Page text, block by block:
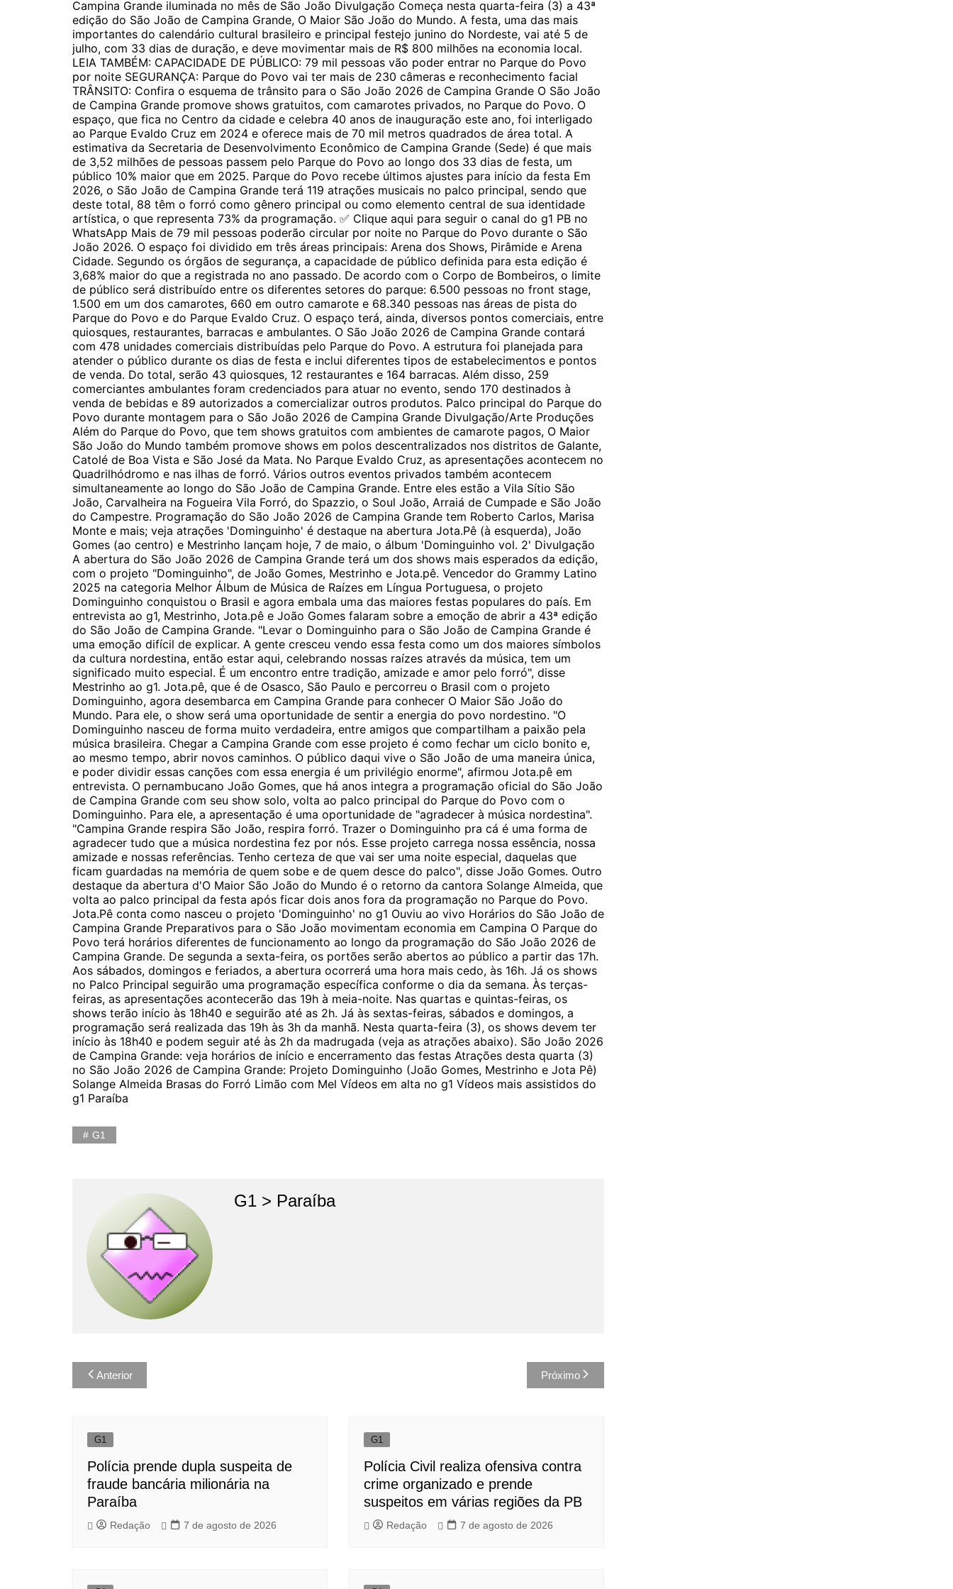
Campina Grande iluminada no mês de São João Divulgação Começa nesta quarta-feira (3) a 43ª
edição do São João de Campina Grande, O Maior São João do Mundo. A festa, uma das mais
importantes do calendário cultural brasileiro e principal festejo junino do Nordeste, vai até 5 de
julho, com 33 dias de duração, e deve movimentar mais de R$ 800 milhões na economia local.
LEIA TAMBÉM: CAPACIDADE DE PÚBLICO: 79 mil pessoas vão poder entrar no Parque do Povo
por noite SEGURANÇA: Parque do Povo vai ter mais de 230 câmeras e reconhecimento facial
TRÂNSITO: Confira o esquema de trânsito para o São João 2026 de Campina Grande O São João
de Campina Grande promove shows gratuitos, com camarotes privados, no Parque do Povo. O
espaço, que fica no Centro da cidade e celebra 40 anos de inauguração este ano, foi interligado
ao Parque Evaldo Cruz em 2024 e oferece mais de 70 mil metros quadrados de área total. A
estimativa da Secretaria de Desenvolvimento Econômico de Campina Grande (Sede) é que mais
de 3,52 milhões de pessoas passem pelo Parque do Povo ao longo dos 33 dias de festa, um
público 10% maior que em 2025. Parque do Povo recebe últimos ajustes para início da festa Em
2026, o São João de Campina Grande terá 119 atrações musicais no palco principal, sendo que
deste total, 88 têm o forró como gênero principal ou como elemento central de sua identidade
artística, o que representa 73% da programação. ✅ Clique aqui para seguir o canal do g1 PB no
WhatsApp Mais de 79 mil pessoas poderão circular por noite no Parque do Povo durante o São
João 2026. O espaço foi dividido em três áreas principais: Arena dos Shows, Pirâmide e Arena
Cidade. Segundo os órgãos de segurança, a capacidade de público definida para esta edição é
3,68% maior do que a registrada no ano passado. De acordo com o Corpo de Bombeiros, o limite
de público será distribuído entre os diferentes setores do parque: 6.500 pessoas no front stage,
1.500 em um dos camarotes, 660 em outro camarote e 68.340 pessoas nas áreas de pista do
Parque do Povo e do Parque Evaldo Cruz. O espaço terá, ainda, diversos pontos comerciais, entre
quiosques, restaurantes, barracas e ambulantes. O São João 2026 de Campina Grande contará
com 478 unidades comerciais distribuídas pelo Parque do Povo. A estrutura foi planejada para
atender o público durante os dias de festa e inclui diferentes tipos de estabelecimentos e pontos
de venda. Do total, serão 43 quiosques, 12 restaurantes e 164 barracas. Além disso, 259
comerciantes ambulantes foram credenciados para atuar no evento, sendo 170 destinados à
venda de bebidas e 89 autorizados a comercializar outros produtos. Palco principal do Parque do
Povo durante montagem para o São João 2026 de Campina Grande Divulgação/Arte Produções
Além do Parque do Povo, que tem shows gratuitos com ambientes de camarote pagos, O Maior
São João do Mundo também promove shows em polos descentralizados nos distritos de Galante,
Catolé de Boa Vista e São José da Mata. No Parque Evaldo Cruz, as apresentações acontecem no
Quadrilhódromo e nas ilhas de forró. Vários outros eventos privados também acontecem
simultaneamente ao longo do São João de Campina Grande. Entre eles estão a Vila Sítio São
João, Carvalheira na Fogueira Vila Forró, do Spazzio, o Soul João, Arraiá de Cumpade e São João
do Campestre. Programação do São João 2026 de Campina Grande tem Roberto Carlos, Marisa
Monte e mais; veja atrações 'Dominguinho' é destaque na abertura Jota.Pê (à esquerda), João
Gomes (ao centro) e Mestrinho lançam hoje, 7 de maio, o álbum 'Dominguinho vol. 2' Divulgação
A abertura do São João 2026 de Campina Grande terá um dos shows mais esperados da edição,
com o projeto "Dominguinho", de João Gomes, Mestrinho e Jota.pê. Vencedor do Grammy Latino
2025 na categoria Melhor Álbum de Música de Raízes em Língua Portuguesa, o projeto
Dominguinho conquistou o Brasil e agora embala uma das maiores festas populares do país. Em
entrevista ao g1, Mestrinho, Jota.pê e João Gomes falaram sobre a emoção de abrir a 43ª edição
do São João de Campina Grande. "Levar o Dominguinho para o São João de Campina Grande é
uma emoção difícil de explicar. A gente cresceu vendo essa festa como um dos maiores símbolos
da cultura nordestina, então estar aqui, celebrando nossas raízes através da música, tem um
significado muito especial. É um encontro entre tradição, amizade e amor pelo forró", disse
Mestrinho ao g1. Jota.pê, que é de Osasco, São Paulo e percorreu o Brasil com o projeto
Dominguinho, agora desembarca em Campina Grande para conhecer O Maior São João do
Mundo. Para ele, o show será uma oportunidade de sentir a energia do povo nordestino. "O
Dominguinho nasceu de forma muito verdadeira, entre amigos que compartilham a paixão pela
música brasileira. Chegar a Campina Grande com esse projeto é como fechar um ciclo bonito e,
ao mesmo tempo, abrir novos caminhos. O público daqui vive o São João de uma maneira única,
e poder dividir essas canções com essa energia é um privilégio enorme", afirmou Jota.pê em
entrevista. O pernambucano João Gomes, que há anos integra a programação oficial do São João
de Campina Grande com seu show solo, volta ao palco principal do Parque do Povo com o
Dominguinho. Para ele, a apresentação é uma oportunidade de "agradecer à música nordestina".
"Campina Grande respira São João, respira forró. Trazer o Dominguinho pra cá é uma forma de
agradecer tudo que a música nordestina fez por nós. Esse projeto carrega nossa essência, nossa
amizade e nossas referências. Tenho certeza de que vai ser uma noite especial, daquelas que
ficam guardadas na memória de quem sobe e de quem desce do palco", disse João Gomes. Outro
destaque da abertura d'O Maior São João do Mundo é o retorno da cantora Solange Almeida, que
volta ao palco principal da festa após ficar dois anos fora da programação no Parque do Povo.
Jota.Pê conta como nasceu o projeto 'Dominguinho' no g1 Ouviu ao vivo Horários do São João de
Campina Grande Preparativos para o São João movimentam economia em Campina O Parque do
Povo terá horários diferentes de funcionamento ao longo da programação do São João 2026 de
Campina Grande. De segunda a sexta-feira, os portões serão abertos ao público a partir das 17h.
Aos sábados, domingos e feriados, a abertura ocorrerá uma hora mais cedo, às 16h. Já os shows
no Palco Principal seguirão uma programação específica conforme o dia da semana. Às terças-
feiras, as apresentações acontecerão das 19h à meia-noite. Nas quartas e quintas-feiras, os
shows terão início às 18h40 e seguirão até as 2h. Já às sextas-feiras, sábados e domingos, a
programação será realizada das 19h às 3h da manhã. Nesta quarta-feira (3), os shows devem ter
início às 18h40 e podem seguir até às 2h da madrugada (veja as atrações abaixo). São João 2026
de Campina Grande: veja horários de início e encerramento das festas Atrações desta quarta (3)
no São João 2026 de Campina Grande: Projeto Dominguinho (João Gomes, Mestrinho e Jota Pê)
Solange Almeida Brasas do Forró Limão com Mel Vídeos em alta no g1 Vídeos mais assistidos do
g1 Paraíba
G1
G1 > Paraíba
Navegação
de
Anterior Próximo
G1
Polícia prende dupla suspeita de
fraude bancária milionária na
Paraíba
Redação 7 de agosto de 2026
G1
Polícia Civil realiza ofensiva contra
crime organizado e prende
suspeitos em várias regiões da PB
Redação 7 de agosto de 2026